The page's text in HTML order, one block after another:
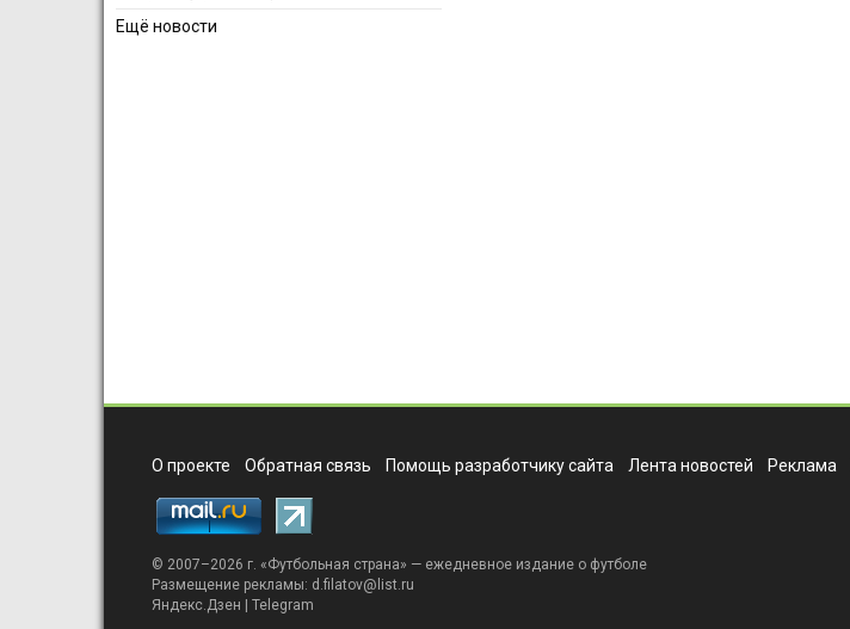
Ещё новости
О проекте Обратная связь Помощь разработчику сайта Лента новостей Реклама
© 2007–2026 г. «Футбольная страна» — ежедневное издание о футболе
Размещение рекламы: d.filatov@list.ru
Яндекс.Дзен | Telegram